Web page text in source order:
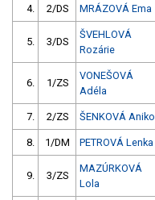
4. 2/DS MRÁZOVÁ Ema
5. 3/DS
ŠVEHLOVÁ
Rozárie
6. 1/ZS
VONEŠOVÁ
Adéla
7. 2/ZS ŠENKOVÁ Aniko
8. 1/DM PETROVÁ Lenka
9. 3/ZS
MAZÚRKOVÁ
Lola